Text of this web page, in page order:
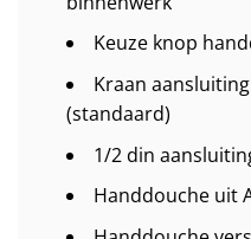
Keuze knop
Kraan
(standaard)
1/2 din
Handdouche uit